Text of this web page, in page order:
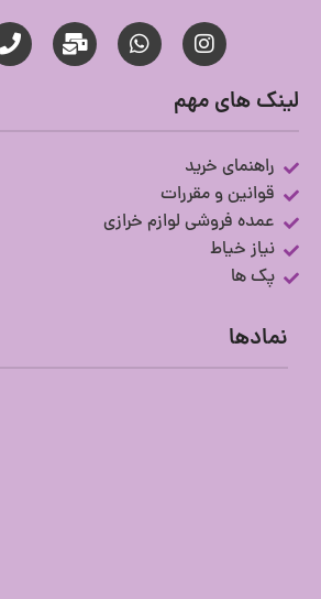
لینک های مهم
راهنمای خرید
قوانین و مقررات
عمده فروشی لوازم خرازی
نیاز خیاط
پک ها
نمادها